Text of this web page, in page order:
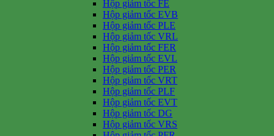
Hộp giảm tốc FE
Hộp giảm tốc EVB
Hộp giảm tốc PLE
Hộp giảm tốc VRL
Hộp giảm tốc FER
Hộp giảm tốc EVL
Hộp giảm tốc PER
Hộp giảm tốc VRT
Hộp giảm tốc PLF
Hộp giảm tốc EVT
Hộp giảm tốc DG
Hộp giảm tốc VRS